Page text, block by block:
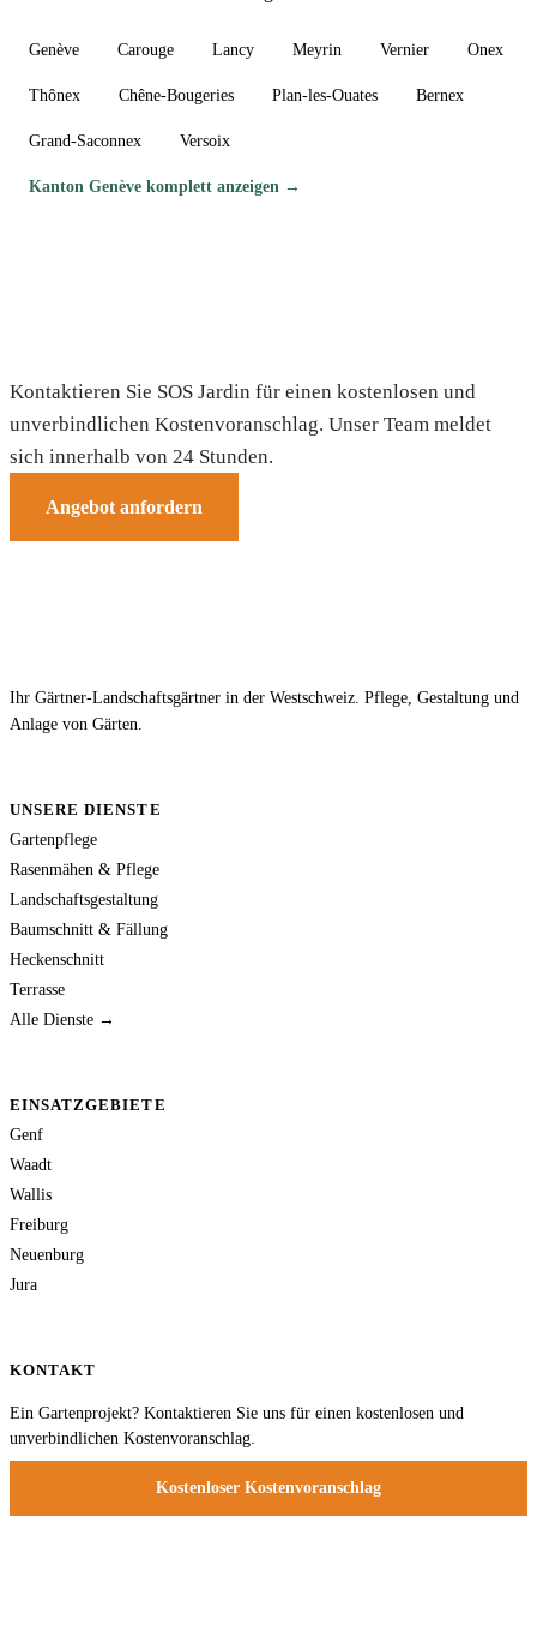
Genève Carouge Lancy Meyrin Vernier Onex
Thônex Chêne-Bougeries Plan-les-Ouates Bernex
Grand-Saconnex Versoix
Kanton Genève komplett anzeigen →
Kontaktieren Sie SOS Jardin für einen kostenlosen und
unverbindlichen Kostenvoranschlag. Unser Team meldet
sich innerhalb von 24 Stunden.
Angebot anfordern
Ihr Gärtner-Landschaftsgärtner in der Westschweiz. Pflege, Gestaltung und
Anlage von Gärten.
UNSERE DIENSTE
Gartenpflege
Rasenmähen & Pflege
Landschaftsgestaltung
Baumschnitt & Fällung
Heckenschnitt
Terrasse
Alle Dienste →
EINSATZGEBIETE
Genf
Waadt
Wallis
Freiburg
Neuenburg
Jura
KONTAKT
Ein Gartenprojekt? Kontaktieren Sie uns für einen kostenlosen und
unverbindlichen Kostenvoranschlag.
Kostenloser Kostenvoranschlag